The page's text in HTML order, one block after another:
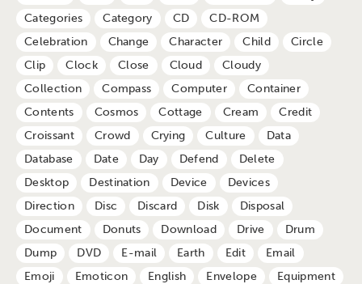
Categories
Category CD
CD-ROM
Celebration
Change Character Child
Circle
Clip
Clock Close Cloud
Cloudy
Collection
Compass Computer
Container
Contents
Cosmos Cottage Cream
Credit
Croissant
Crowd Crying Culture
Data
Database
Date Day Defend
Delete
Desktop
Destination Device
Devices
Direction
Disc Discard Disk
Disposal
Document
Donuts Download Drive
Drum
Dump
DVD E-mail Earth Edit
Email
Emoji
Emoticon English Envelope
Equipment